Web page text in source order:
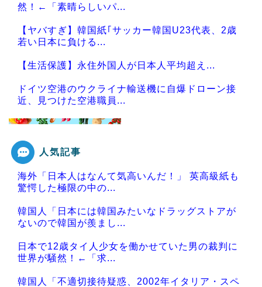
然！←「素晴らしいパ...
【ヤバすぎ】韓国紙｢サッカー韓国U23代表、2歳
若い日本に負ける...
【生活保護】永住外国人が日本人平均超え...
ドイツ空港のウクライナ輸送機に自爆ドローン接
近、見つけた空港職員...
Powered by livedoor 相互RSS
人気記事
海外「日本人はなんて気高いんだ！」 英高級紙も
驚愕した極限の中の...
韓国人「日本には韓国みたいなドラッグストアが
ないので韓国が羨まし...
日本で12歳タイ人少女を働かせていた男の裁判に
世界が騒然！←「求...
韓国人「不適切接待疑惑、2002年イタリア・スペ